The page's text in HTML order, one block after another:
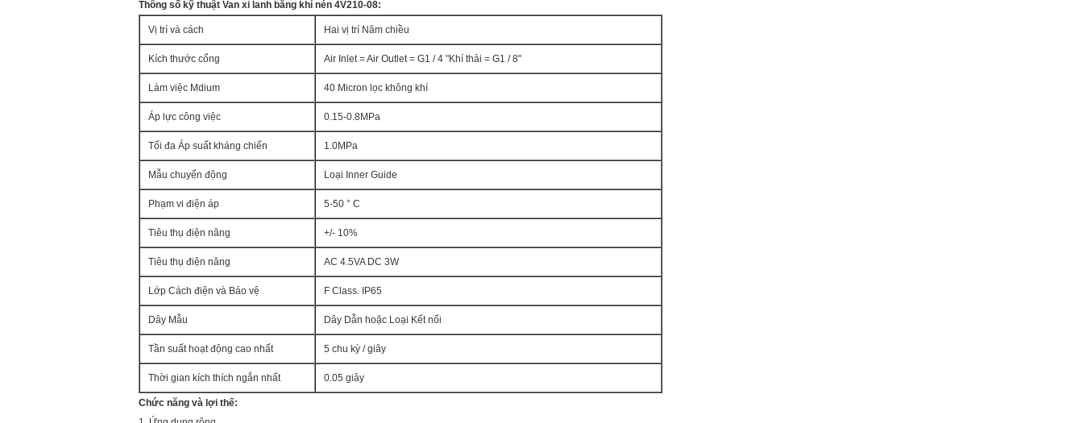
Thông số kỹ thuật Van xi lanh bằng khí nén 4V210-08:
Vị trí và cách Hai vị trí Năm chiều
Kích thước cổng Air Inlet = Air Outlet = G1 / 4 "Khí thải = G1 / 8"
Làm việc Mdium 40 Micron lọc không khí
Áp lực công việc 0.15-0.8MPa
Tối đa Áp suất kháng chiến 1.0MPa
Mẫu chuyển động Loại Inner Guide
Phạm vi điện áp 5-50 ° C
Tiêu thụ điện năng +/- 10%
Tiêu thụ điện năng AC 4.5VA DC 3W
Lớp Cách điện và Bảo vệ F Class. IP65
Dây Mẫu Dây Dẫn hoặc Loại Kết nối
Tần suất hoạt động cao nhất 5 chu kỳ / giây
Thời gian kích thích ngắn nhất 0.05 giây
Chức năng và lợi thế: